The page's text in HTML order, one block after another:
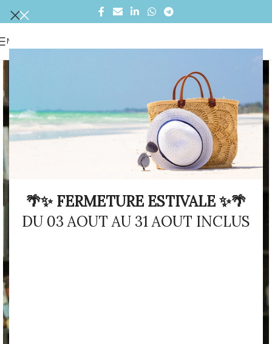
🌴✨ FERMETURE ESTIVALE ✨🌴
DU 03 AOUT AU 31 AOUT INCLUS
MENU